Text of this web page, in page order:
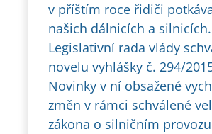
v příštím roce řidiči
našich dálnicích a silnicích.
Legislativní rada vlády
novelu vyhlášky č. 294/
Novinky v ní obsažené
změn v rámci schválené
zákona o silničním